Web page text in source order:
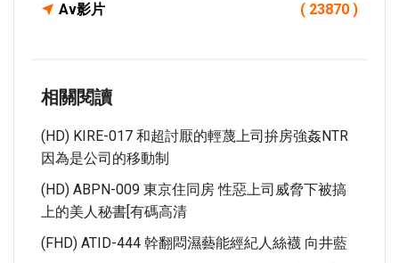
Av影片 ( 23870 )
相關閱讀
(HD) KIRE-017 和超討厭的輕蔑上司拚房強姦NTR
因為是公司的移動制
(HD) ABPN-009 東京住同房 性惡上司威脅下被搞
上的美人秘書[有碼高清
(FHD) ATID-444 幹翻悶濕藝能經紀人絲襪 向井藍